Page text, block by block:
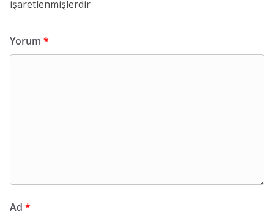
işaretlenmişlerdir
Yorum *
Ad *